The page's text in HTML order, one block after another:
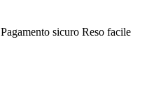
Pagamento sicuro Reso facile